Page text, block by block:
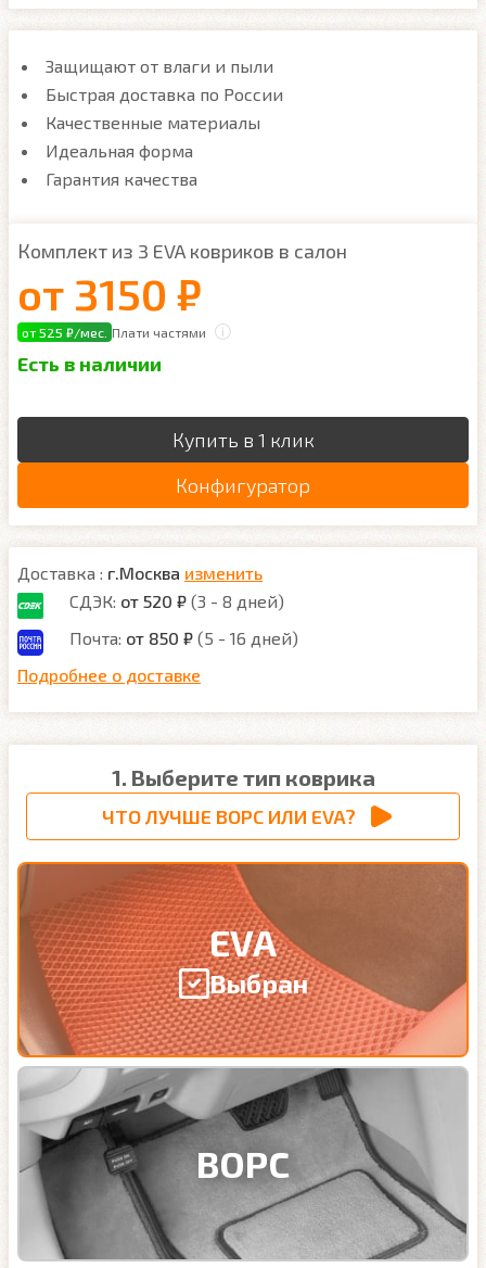
Защищают от влаги и пыли
Быстрая доставка по России
Качественные материалы
Идеальная форма
Гарантия качества
Комплект из 3 EVA ковриков в салон
от 3150 ₽
от 525 ₽/мес. Плати частями
Есть в наличии
Купить в 1 клик
Конфигуратор
Доставка : г.Москва изменить
СДЭК: от 520 ₽ (3 - 8 дней)
Почта: от 850 ₽ (5 - 16 дней)
Подробнее о доставке
1. Выберите тип коврика
ЧТО ЛУЧШЕ ВОРС ИЛИ EVA?
EVA
Выбран
ВОРС